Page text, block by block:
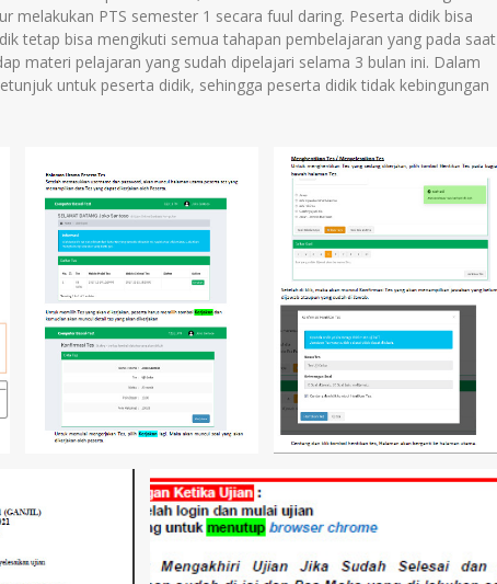
melakukan PTS semester 1 secara fuul daring. Peserta didik bisa
tetap bisa mengikuti semua tahapan pembelajaran yang pada saat
materi pelajaran yang sudah dipelajari selama 3 bulan ini. Dalam
untuk peserta didik, sehingga peserta didik tidak kebingungan